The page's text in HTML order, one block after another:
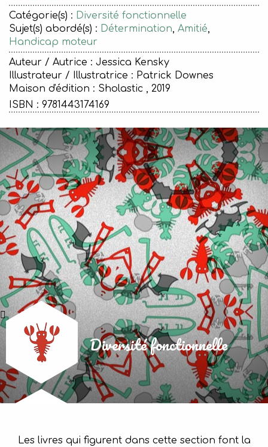
Catégorie(s) : Diversité fonctionnelle
Sujet(s) abordé(s) : Détermination, Amitié,
Handicap moteur
Auteur / Autrice : Jessica Kensky
Illustrateur / Illustratrice : Patrick Downes
Maison d'édition : Sholastic , 2019
ISBN : 9781443174169
Diversité fonctionnelle
Les livres qui figurent dans cette section font la